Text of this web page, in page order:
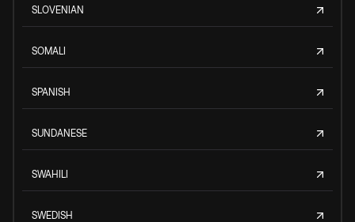
SLOVENIAN
SOMALI
SPANISH
SUNDANESE
SWAHILI
SWEDISH